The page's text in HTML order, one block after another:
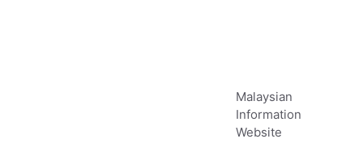
Malaysian
Information
Website